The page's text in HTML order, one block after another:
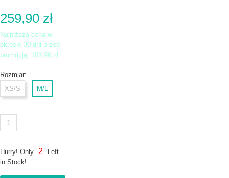
259,90 zł
Najniższa cena w
okresie 30 dni przed
promocją: 103,96 zł
Rozmiar:
XS/S
M/L
Hurry! Only 2
Left
in Stock!